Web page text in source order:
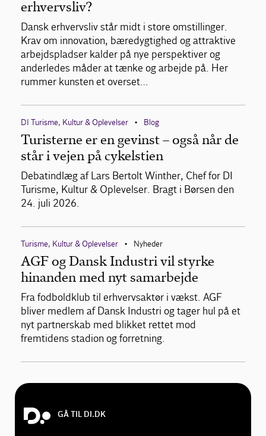
erhvervsliv?
Dansk erhvervsliv står midt i store omstillinger.
Krav om innovation, bæredygtighed og attraktive
arbejdspladser kalder på nye perspektiver og
anderledes måder at tænke og arbejde på. Her
rummer kunsten et overset…
DI Turisme, Kultur & Oplevelser • Blog
Turisterne er en gevinst – også når de
står i vejen på cykelstien
Debatindlæg af Lars Bertolt Winther, Chef for DI
Turisme, Kultur & Oplevelser. Bragt i Børsen den
24. juli 2026.
Turisme, Kultur & Oplevelser • Nyheder
AGF og Dansk Industri vil styrke
hinanden med nyt samarbejde
Fra fodboldklub til erhvervsaktør i vækst. AGF
bliver medlem af Dansk Industri og tager hul på et
nyt partnerskab med blikket rettet mod
fremtidens stadion og forretning.
GÅ TIL DI.DK